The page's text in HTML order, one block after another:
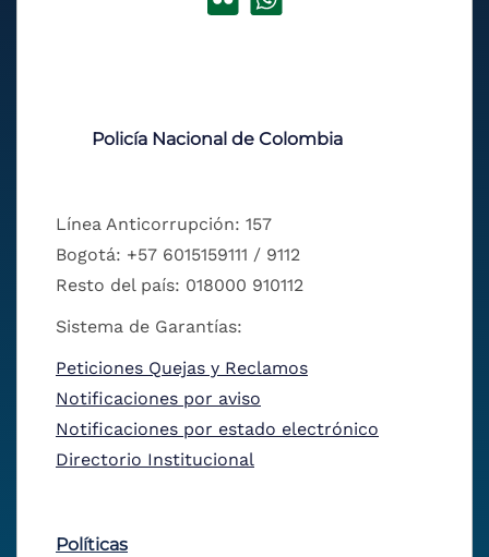
Policía Nacional de Colombia
Línea Anticorrupción: 157
Bogotá: +57 6015159111 / 9112
Resto del país: 018000 910112
Sistema de Garantías:
Peticiones Quejas y Reclamos
Notificaciones por aviso
Notificaciones por estado electrónico
Directorio Institucional
Políticas